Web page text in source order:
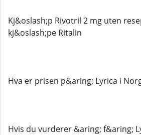
Kj&oslash;p Rivotril 2 mg uten
kj&oslash;pe Ritalin
Hva er prisen p&aring; Lyrica i
Hvis du vurderer &aring; f&aring;